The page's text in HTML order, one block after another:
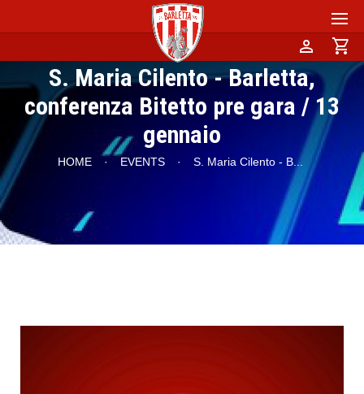
person shopping_cart
S. Maria Cilento - Barletta,
conferenza Bitetto pre gara / 13
gennaio
HOME · EVENTS · S. Maria Cilento - B ...